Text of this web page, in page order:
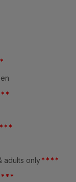
*
* *
* * *
adults only * * * *
* * *